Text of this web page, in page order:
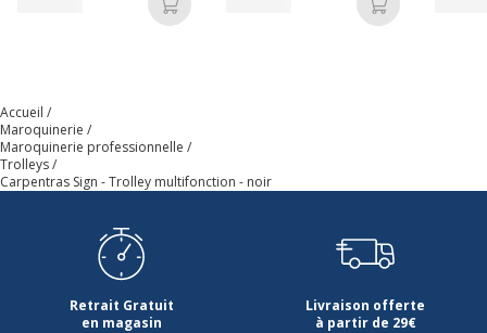
Ajouter au panier Ajouter au
Accueil
Maroquinerie
Maroquinerie professionnelle
Trolleys
Carpentras Sign - Trolley multifonction - noir
Retrait Gratuit
en magasin
Livraison offerte
à partir de 29€